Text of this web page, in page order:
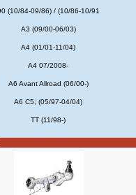
(10/84-09/86) / (10/86-10/91
A3 (09/00-06/03)
A4 (01/01-11/04)
A4 07/2008-
A6 Avant Allroad (06/00-)
A6 C5; (05/97-04/04)
TT (11/98-)